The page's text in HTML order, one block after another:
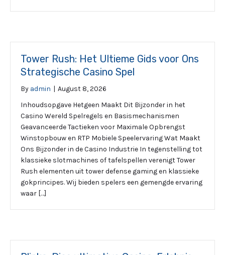
Tower Rush: Het Ultieme Gids voor Ons
Strategische Casino Spel
By admin | August 8, 2026
Inhoudsopgave Hetgeen Maakt Dit Bijzonder in het
Casino Wereld Spelregels en Basismechanismen
Geavanceerde Tactieken voor Maximale Opbrengst
Winstopbouw en RTP Mobiele Speelervaring Wat Maakt
Ons Bijzonder in de Casino Industrie In tegenstelling tot
klassieke slotmachines of tafelspellen verenigt Tower
Rush elementen uit tower defense gaming en klassieke
gokprincipes. Wij bieden spelers een gemengde ervaring
waar […]